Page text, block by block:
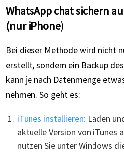
WhatsApp chat sichern
(nur iPhone)
Bei dieser Methode wird nicht
erstellt, sondern ein Backup
kann je nach Datenmenge
nehmen. So geht es:
iTunes installieren: Laden
aktuelle Version von iTunes
nutzen Sie unter Windows